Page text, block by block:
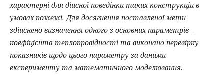
характерні для дійсної поведінки таких конструкцій в
умовах пожежі. Для досягнення поставленої мети
здійснено визначення одного з основних параметрів –
коефіцієнта теплопровідності та виконано перевірку
показників щодо цього параметру за даними
експерименту та математичного моделювання.